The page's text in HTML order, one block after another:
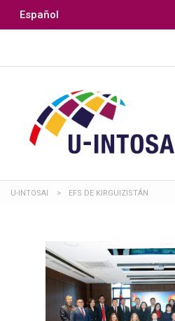
Español
U-INTOSAI > EFS DE KIRGUIZISTÁN